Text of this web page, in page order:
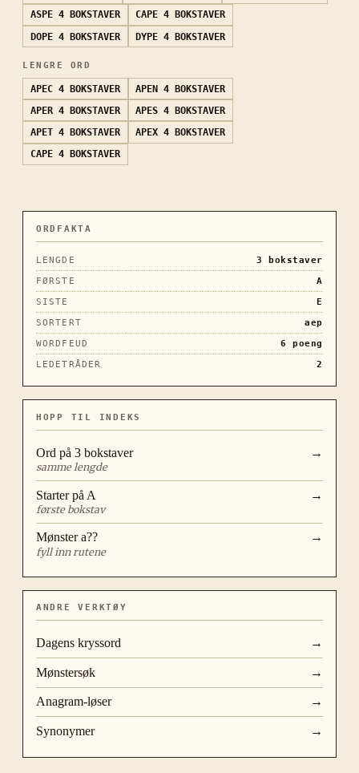
ASPE 4 BOKSTAVER CAPE 4 BOKSTAVER
DOPE 4 BOKSTAVER DYPE 4 BOKSTAVER
LENGRE ORD
APEC 4 BOKSTAVER APEN 4 BOKSTAVER
APER 4 BOKSTAVER APES 4 BOKSTAVER
APET 4 BOKSTAVER APEX 4 BOKSTAVER
CAPE 4 BOKSTAVER
ORDFAKTA
LENGDE 3
bokstaver
FØRSTE
A
SISTE
E
SORTERT
aep
WORDFEUD
6
poeng
LEDETRÅDER
2
HOPP TIL INDEKS
Ord på 3 bokstaver
samme lengde
→
Starter på A
første bokstav
→
Mønstera??
fyll inn rutene
→
ANDRE VERKTØY
Dagens kryssord →
Mønstersøk →
Anagram-løser →
Synonymer →